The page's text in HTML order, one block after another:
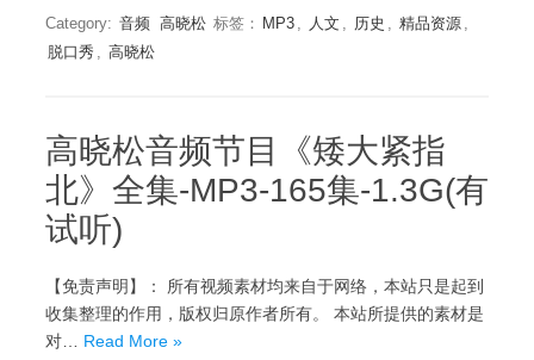
Category: 音频 高晓松 标签： MP3 , 人文 , 历史 , 精品资源 ,
脱口秀 , 高晓松
高晓松音频节目《矮大紧指
北》全集-MP3-165集-1.3G(有
试听)
【免责声明】： 所有视频素材均来自于网络，本站只是起到
收集整理的作用，版权归原作者所有。 本站所提供的素材是
对… Read More »